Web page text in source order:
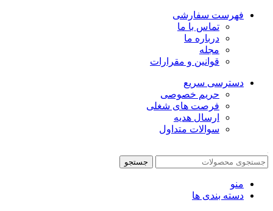
فهرست سفارشی
تماس با ما
درباره ما
مجله
قوانین و مقرارات
دسترسی سریع
حریم خصوصی
فرصت های شغلی
ارسال هدیه
سوالات متداول
جستجو
منو
دسته بندی ها